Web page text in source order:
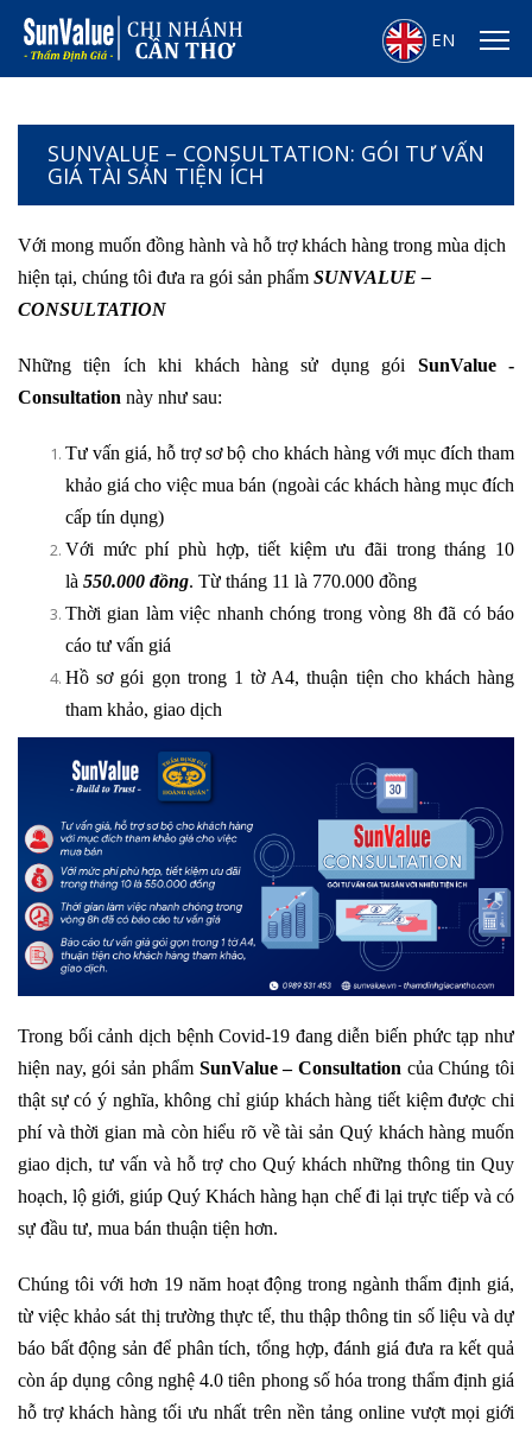
EN
SUNVALUE – CONSULTATION: GÓI TƯ VẤN
GIÁ TÀI SẢN TIỆN ÍCH
Với mong muốn đồng hành và hỗ trợ khách hàng trong mùa dịch
hiện tại, chúng tôi đưa ra gói sản phẩm SUNVALUE –
CONSULTATION
Những tiện ích khi khách hàng sử dụng gói SunValue -
Consultation này như sau:
Tư vấn giá, hỗ trợ sơ bộ cho khách hàng với mục đích tham
khảo giá cho việc mua bán (ngoài các khách hàng mục đích
cấp tín dụng)
Với mức phí phù hợp, tiết kiệm ưu đãi trong tháng 10
là 550.000 đồng. Từ tháng 11 là 770.000 đồng
Thời gian làm việc nhanh chóng trong vòng 8h đã có báo
cáo tư vấn giá
Hồ sơ gói gọn trong 1 tờ A4, thuận tiện cho khách hàng
tham khảo, giao dịch
Trong bối cảnh dịch bệnh Covid-19 đang diễn biến phức tạp như
hiện nay, gói sản phẩm SunValue – Consultation của Chúng tôi
thật sự có ý nghĩa, không chỉ giúp khách hàng tiết kiệm được chi
phí và thời gian mà còn hiểu rõ về tài sản Quý khách hàng muốn
giao dịch, tư vấn và hỗ trợ cho Quý khách những thông tin Quy
hoạch, lộ giới, giúp Quý Khách hàng hạn chế đi lại trực tiếp và có
sự đầu tư, mua bán thuận tiện hơn.
Chúng tôi với hơn 19 năm hoạt động trong ngành thẩm định giá,
từ việc khảo sát thị trường thực tế, thu thập thông tin số liệu và dự
báo bất động sản để phân tích, tổng hợp, đánh giá đưa ra kết quả
còn áp dụng công nghệ 4.0 tiên phong số hóa trong thẩm định giá
hỗ trợ khách hàng tối ưu nhất trên nền tảng online vượt mọi giới